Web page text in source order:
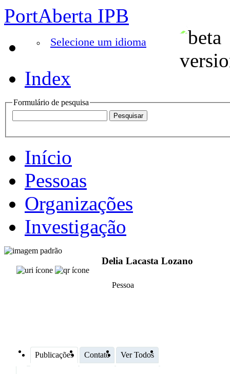
PortAberta IPB
Selecione um idioma
Index
Formulário de pesquisa
Início
Pessoas
Organizações
Investigação
Delia Lacasta Lozano
Pessoa
Publicações Contato Ver Todos